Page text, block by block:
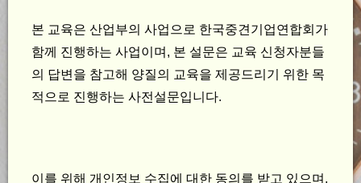
본 교육은 산업부의 사업으로 한국중견기업연합회가
함께 진행하는 사업이며, 본 설문은 교육 신청자분들
의 답변을 참고해 양질의 교육을 제공드리기 위한 목
적으로 진행하는 사전설문입니다.
이를 위해 개인정보 수집에 대한 동의를 받고 있으며,